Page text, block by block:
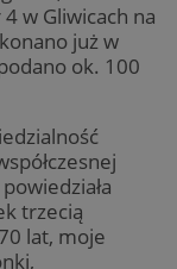
w Gliwicach na
już w
ok. 100
trzecią
lat, moje